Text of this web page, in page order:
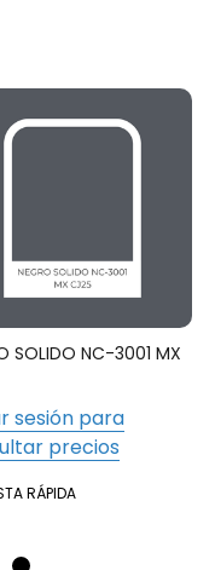
SOLIDO NC-3001 MX
sesión para
precios
RÁPIDA